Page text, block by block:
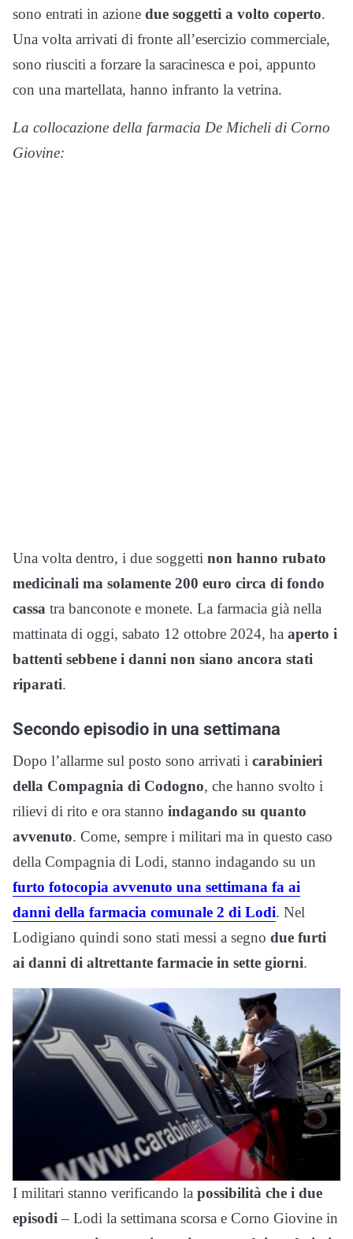
sono entrati in azione due soggetti a volto coperto.
Una volta arrivati di fronte all’esercizio commerciale,
sono riusciti a forzare la saracinesca e poi, appunto
con una martellata, hanno infranto la vetrina.
La collocazione della farmacia De Micheli di Corno
Giovine:
Una volta dentro, i due soggetti non hanno rubato
medicinali ma solamente 200 euro circa di fondo
cassa tra banconote e monete. La farmacia già nella
mattinata di oggi, sabato 12 ottobre 2024, ha aperto i
battenti sebbene i danni non siano ancora stati
riparati.
Secondo episodio in una settimana
Dopo l’allarme sul posto sono arrivati i carabinieri
della Compagnia di Codogno, che hanno svolto i
rilievi di rito e ora stanno indagando su quanto
avvenuto. Come, sempre i militari ma in questo caso
della Compagnia di Lodi, stanno indagando su un
furto fotocopia avvenuto una settimana fa ai
danni della farmacia comunale 2 di Lodi. Nel
Lodigiano quindi sono stati messi a segno due furti
ai danni di altrettante farmacie in sette giorni.
I militari stanno verificando la possibilità che i due
episodi – Lodi la settimana scorsa e Corno Giovine in